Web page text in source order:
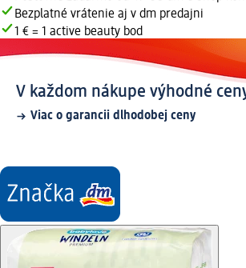
Bezplatné vrátenie aj v dm predajni
1 € = 1 active beauty bod
V každom nákupe výhodné
Viac o garancii dlhodobej ceny